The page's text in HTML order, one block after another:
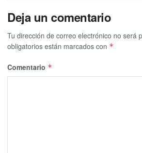
Deja un comentario
Tu dirección de correo electrónico no será
obligatorios están marcados con *
Comentario *